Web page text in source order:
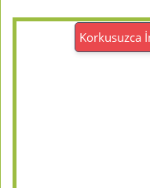
Korkusuzca